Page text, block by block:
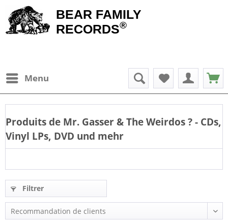
BEAR FAMILY
RECORDS®
Menu
Produits de Mr. Gasser & The Weirdos? - CDs,
Vinyl LPs, DVD und mehr
Filtrer